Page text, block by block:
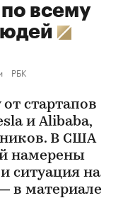
всему
РБК
стартапов
и Alibaba,
В США
намерены
ситуация на
в материале